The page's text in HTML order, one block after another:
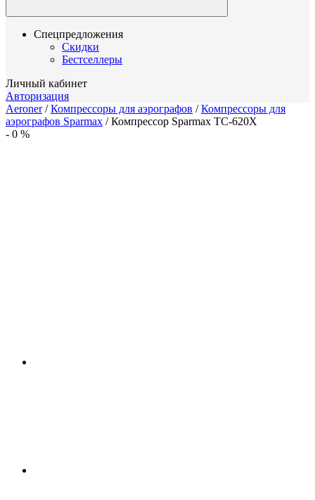
Спецпредложения
Скидки
Бестселлеры
Личный кабинет
Авторизация
Aeroner/Компрессоры для аэрографов /Компрессоры для
аэрографов Sparmax /Компрессор Sparmax TC-620X
- 0 %